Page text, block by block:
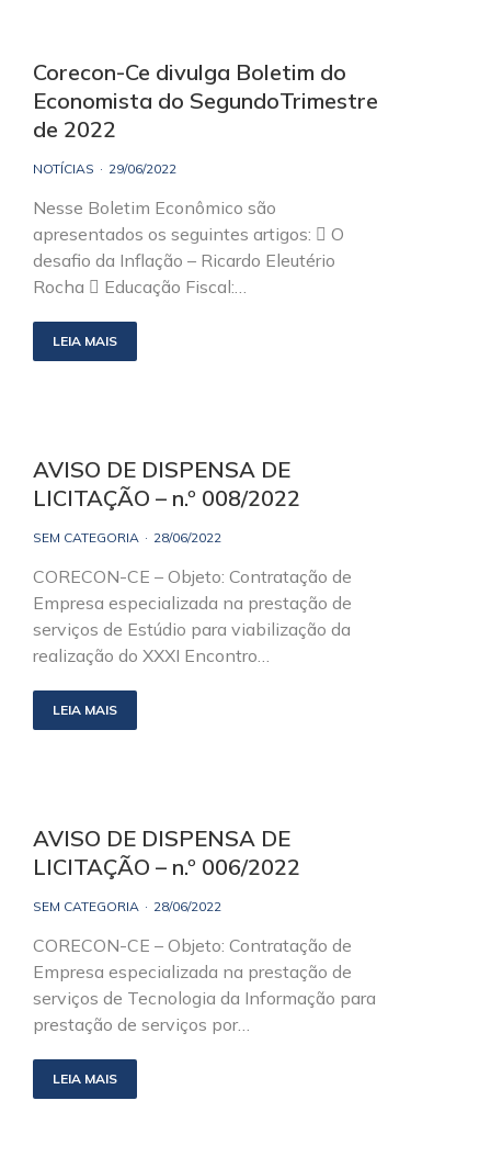
Corecon-Ce divulga Boletim do
Economista do SegundoTrimestre
de 2022
NOTÍCIAS 29/06/2022
Nesse Boletim Econômico são
apresentados os seguintes artigos:  O
desafio da Inflação – Ricardo Eleutério
Rocha  Educação Fiscal:…
LEIA MAIS
AVISO DE DISPENSA DE
LICITAÇÃO – n.º 008/2022
SEM CATEGORIA 28/06/2022
CORECON-CE – Objeto: Contratação de
Empresa especializada na prestação de
serviços de Estúdio para viabilização da
realização do XXXI Encontro…
LEIA MAIS
AVISO DE DISPENSA DE
LICITAÇÃO – n.º 006/2022
SEM CATEGORIA 28/06/2022
CORECON-CE – Objeto: Contratação de
Empresa especializada na prestação de
serviços de Tecnologia da Informação para
prestação de serviços por…
LEIA MAIS